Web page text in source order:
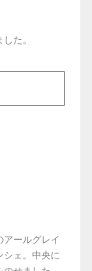
た。
ールグレイ
シェ。中央に